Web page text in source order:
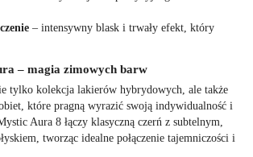
– intensywny blask i trwały efekt, który
– magia zimowych barw
tylko kolekcja lakierów hybrydowych, ale także
które pragną wyrazić swoją indywidualność i
Aura 8 łączy klasyczną czerń z subtelnym,
tworząc idealne połączenie tajemniczości i